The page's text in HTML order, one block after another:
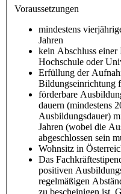
Voraussetzungen
mindestens
Jahren
kein Abschluss einer
Hochschule oder
Erfüllung der
Bildungseinrichtung
förderbare
dauern (mindestens
Ausbildungsdauer)
Jahren (wobei die
abgeschlossen sein
Wohnsitz in
Das
positiven
regelmäßigen
zu bescheinigen ist.